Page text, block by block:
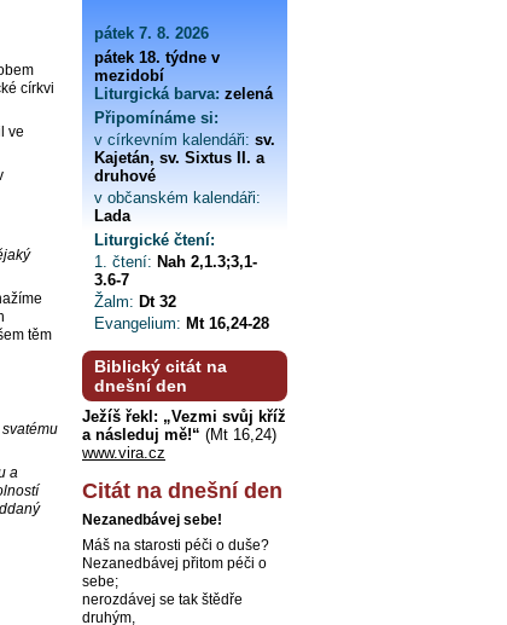
církvi
ve
těm
a
pátek 7. 8. 2026
pátek 18. týdne v
mezidobí
Liturgická barva: zelená
Připomínáme si:
v církevním kalendáři: sv.
Kajetán, sv. Sixtus II. a
druhové
v občanském kalendáři:
Lada
Liturgické čtení:
1. čtení: Nah 2,1.3;3,1-
3.6-7
Žalm: Dt 32
Evangelium: Mt 16,24-28
Biblický citát na
dnešní den
Ježíš řekl: „Vezmi svůj kříž
a následuj mě!“ (Mt 16,24)
www.vira.cz
Citát na dnešní den
Nezanedbávej sebe!
Máš na starosti péči o duše?
Nezanedbávej přitom péči o
sebe;
nerozdávej se tak štědře
druhým,